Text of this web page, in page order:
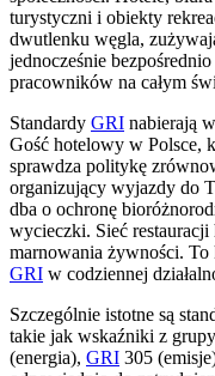
turystyczni i obiekty
dwutlenku węgla,
jednocześnie
pracowników na całym
Standardy GRI nabierają
Gość hotelowy w Polsce,
sprawdza politykę
organizujący wyjazdy do
dba o ochronę
wycieczki. Sieć
marnowania żywności. To
GRI w codziennej
Szczególnie istotne są
takie jak wskaźniki z grupy
(energia), GRI 305